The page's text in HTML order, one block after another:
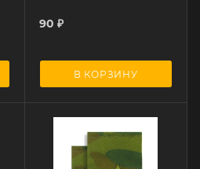
90 ₽
В КОРЗИНУ